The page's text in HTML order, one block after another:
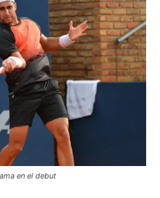
en el debut